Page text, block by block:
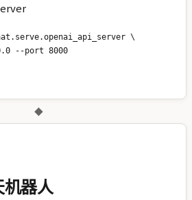
\
◆
机器人